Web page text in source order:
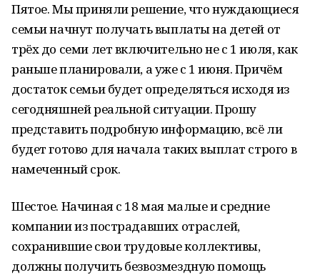
Пятое. Мы приняли решение, что нуждающиеся
семьи начнут получать выплаты на детей от
трёх до семи лет включительно не с 1 июля, как
раньше планировали, а уже с 1 июня. Причём
достаток семьи будет определяться исходя из
сегодняшней реальной ситуации. Прошу
представить подробную информацию, всё ли
будет готово для начала таких выплат строго в
намеченный срок.
Шестое. Начиная с 18 мая малые и средние
компании из пострадавших отраслей,
сохранившие свои трудовые коллективы,
должны получить безвозмездную помощь